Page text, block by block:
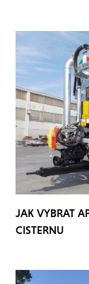
JAK VYBRAT
CISTERNU